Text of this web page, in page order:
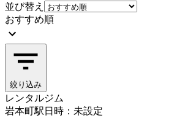
並び替え
おすすめ順
絞り込み
レンタルジム
岩本町駅日時：未設定